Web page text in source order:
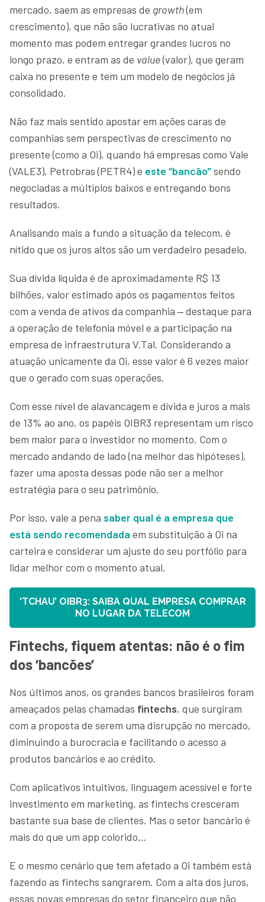
mercado, saem as empresas de growth(em
crescimento), que não são lucrativas no atual
momento mas podem entregar grandes lucros no
longo prazo, e entram as de value(valor), que geram
caixa no presente e tem um modelo de negócios já
consolidado.
Não faz mais sentido apostar em ações caras de
companhias sem perspectivas de crescimento no
presente (como a Oi), quando há empresas como Vale
(VALE3), Petrobras (PETR4) e este “bancão”sendo
negociadas a múltiplos baixos e entregando bons
resultados.
Analisando mais a fundo a situação da telecom, é
nítido que os juros altos são um verdadeiro pesadelo.
Sua dívida líquida é de aproximadamente R$ 13
bilhões, valor estimado após os pagamentos feitos
com a venda de ativos da companhia ‒ destaque para
a operação de telefonia móvel e a participação na
empresa de infraestrutura V.Tal. Considerando a
atuação unicamente da Oi, esse valor é 6 vezes maior
que o gerado com suas operações.
Com esse nível de alavancagem e dívida e juros a mais
de 13% ao ano, os papéis OIBR3 representam um risco
bem maior para o investidor no momento. Com o
mercado andando de lado (na melhor das hipóteses),
fazer uma aposta dessas pode não ser a melhor
estratégia para o seu patrimônio.
Por isso, vale a pena saber qual é a empresa que
está sendo recomendada em substituição à Oi na
carteira e considerar um ajuste do seu portfólio para
lidar melhor com o momento atual.
‘TCHAU’ OIBR3: SAIBA QUAL EMPRESA COMPRAR
NO LUGAR DA TELECOM
Fintechs, fiquem atentas: não é o fim
dos ‘bancões’
Nos últimos anos, os grandes bancos brasileiros foram
ameaçados pelas chamadas fintechs, que surgiram
com a proposta de serem uma disrupção no mercado,
diminuindo a burocracia e facilitando o acesso a
produtos bancários e ao crédito.
Com aplicativos intuitivos, linguagem acessível e forte
investimento em marketing, as fintechs cresceram
bastante sua base de clientes. Mas o setor bancário é
mais do que um app colorido…
E o mesmo cenário que tem afetado a Oi também está
fazendo as fintechs sangrarem. Com a alta dos juros,
essas novas empresas do setor financeiro que não